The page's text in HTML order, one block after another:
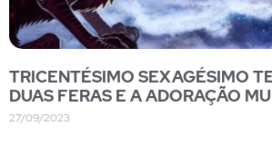
TRICENTÉSIMO SEXAGÉSIMO
DUAS FERAS E A ADORAÇÃO
27/09/2023